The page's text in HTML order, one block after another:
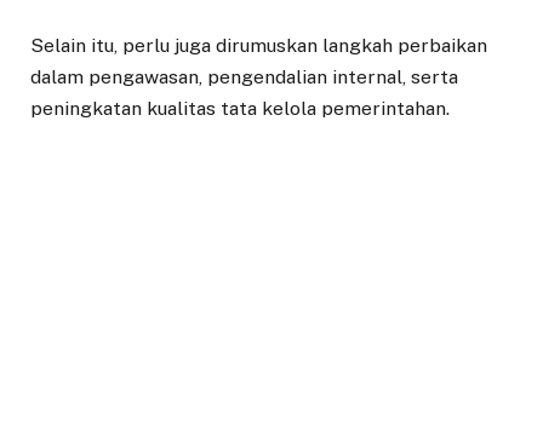
Selain itu, perlu juga dirumuskan langkah perbaikan
dalam pengawasan, pengendalian internal, serta
peningkatan kualitas tata kelola pemerintahan.